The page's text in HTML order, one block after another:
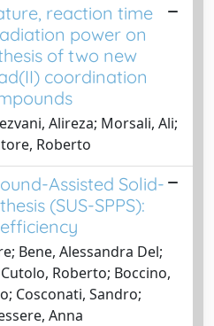
reaction time
power on
of two new
coordination
Alireza; Morsali, Ali;
Roberto
Assisted Solid-
(SUS-SPPS):
Bene, Alessandra Del;
Roberto; Boccino,
Cosconati, Sandro;
Anna